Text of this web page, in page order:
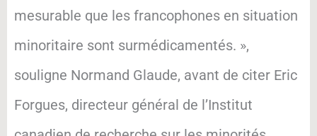
mesurable que les francophones en situation
minoritaire sont surmédicamentés. »,
souligne Normand Glaude, avant de citer Eric
Forgues, directeur général de l’Institut